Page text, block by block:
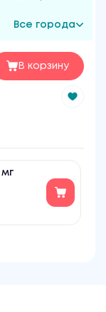
Все города
В корзину